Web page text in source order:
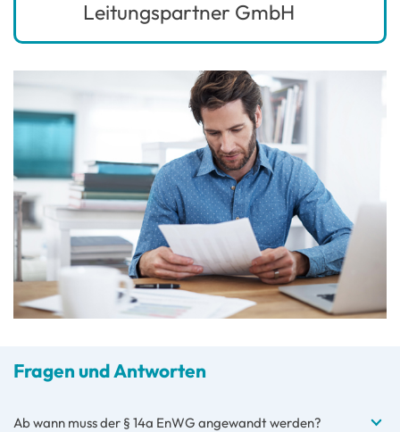
Leitungspartner GmbH
Fragen und Antworten
Ab wann muss der § 14a EnWG angewandt werden?